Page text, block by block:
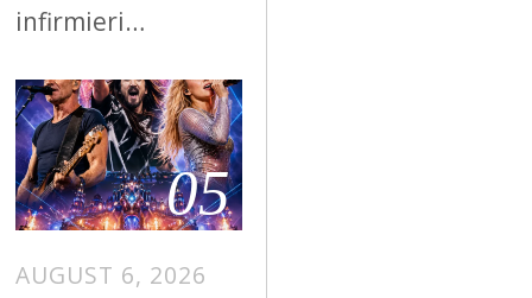
infirmieri…
05
AUGUST 6, 2026